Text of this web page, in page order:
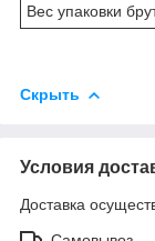
Вес упаковки
Скрыть
Условия
Доставка